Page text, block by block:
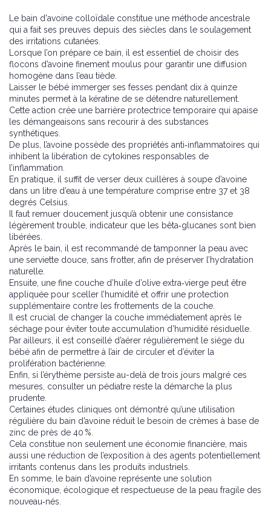
Le bain d'avoine colloïdale constitue une méthode ancestrale
qui a fait ses preuves depuis des siècles dans le soulagement
des irritations cutanées.
Lorsque l’on prépare ce bain, il est essentiel de choisir des
flocons d’avoine finement moulus pour garantir une diffusion
homogène dans l’eau tiède.
Laisser le bébé immerger ses fesses pendant dix à quinze
minutes permet à la kératine de se détendre naturellement.
Cette action crée une barrière protectrice temporaire qui apaise
les démangeaisons sans recourir à des substances
synthétiques.
De plus, l’avoine possède des propriétés anti‑inflammatoires qui
inhibent la libération de cytokines responsables de
l’inflammation.
En pratique, il suffit de verser deux cuillères à soupe d’avoine
dans un litre d’eau à une température comprise entre 37 et 38
degrés Celsius.
Il faut remuer doucement jusqu’à obtenir une consistance
légèrement trouble, indicateur que les bêta‑glucanes sont bien
libérées.
Après le bain, il est recommandé de tamponner la peau avec
une serviette douce, sans frotter, afin de préserver l’hydratation
naturelle.
Ensuite, une fine couche d’huile d’olive extra‑vierge peut être
appliquée pour sceller l’humidité et offrir une protection
supplémentaire contre les frottements de la couche.
Il est crucial de changer la couche immédiatement après le
séchage pour éviter toute accumulation d’humidité résiduelle.
Par ailleurs, il est conseillé d’aérer régulièrement le siège du
bébé afin de permettre à l’air de circuler et d’éviter la
prolifération bactérienne.
Enfin, si l’érythème persiste au-delà de trois jours malgré ces
mesures, consulter un pédiatre reste la démarche la plus
prudente.
Certaines études cliniques ont démontré qu’une utilisation
régulière du bain d’avoine réduit le besoin de crèmes à base de
zinc de près de 40 %.
Cela constitue non seulement une économie financière, mais
aussi une réduction de l’exposition à des agents potentiellement
irritants contenus dans les produits industriels.
En somme, le bain d’avoine représente une solution
économique, écologique et respectueuse de la peau fragile des
nouveau‑nés.